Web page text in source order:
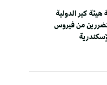
كير الدولية
من فيروس